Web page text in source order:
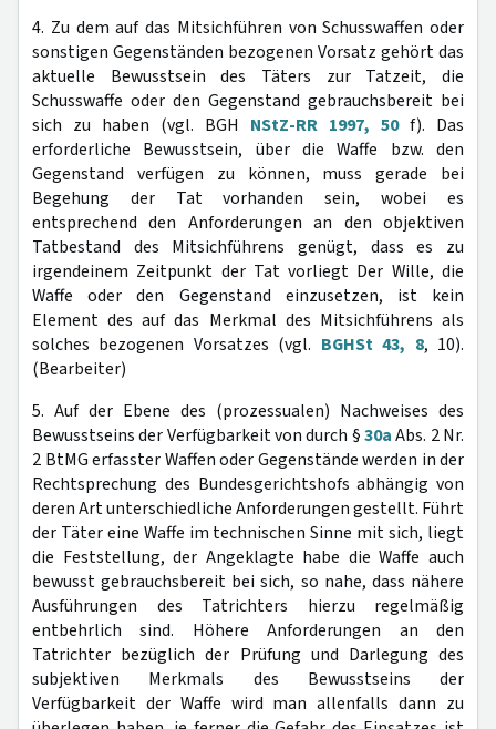
4. Zu dem auf das Mitsichführen von Schusswaffen oder
sonstigen Gegenständen bezogenen Vorsatz gehört das
aktuelle Bewusstsein des Täters zur Tatzeit, die
Schusswaffe oder den Gegenstand gebrauchsbereit bei
sich zu haben (vgl. BGH NStZ-RR 1997, 50f). Das
erforderliche Bewusstsein, über die Waffe bzw. den
Gegenstand verfügen zu können, muss gerade bei
Begehung der Tat vorhanden sein, wobei es
entsprechend den Anforderungen an den objektiven
Tatbestand des Mitsichführens genügt, dass es zu
irgendeinem Zeitpunkt der Tat vorliegt Der Wille, die
Waffe oder den Gegenstand einzusetzen, ist kein
Element des auf das Merkmal des Mitsichführens als
solches bezogenen Vorsatzes (vgl. BGHSt 43, 8, 10).
(Bearbeiter)
5. Auf der Ebene des (prozessualen) Nachweises des
Bewusstseins der Verfügbarkeit von durch §30aAbs. 2 Nr.
2 BtMG erfasster Waffen oder Gegenstände werden in der
Rechtsprechung des Bundesgerichtshofs abhängig von
deren Art unterschiedliche Anforderungen gestellt. Führt
der Täter eine Waffe im technischen Sinne mit sich, liegt
die Feststellung, der Angeklagte habe die Waffe auch
bewusst gebrauchsbereit bei sich, so nahe, dass nähere
Ausführungen des Tatrichters hierzu regelmäßig
entbehrlich sind. Höhere Anforderungen an den
Tatrichter bezüglich der Prüfung und Darlegung des
subjektiven Merkmals des Bewusstseins der
Verfügbarkeit der Waffe wird man allenfalls dann zu